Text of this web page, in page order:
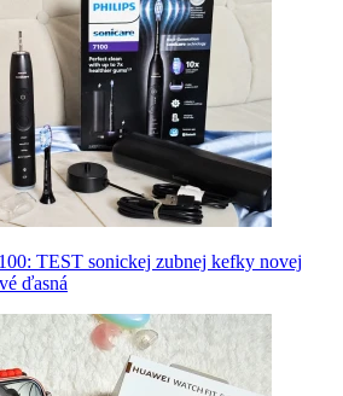
TEST sonickej zubnej kefky novej
ďasná